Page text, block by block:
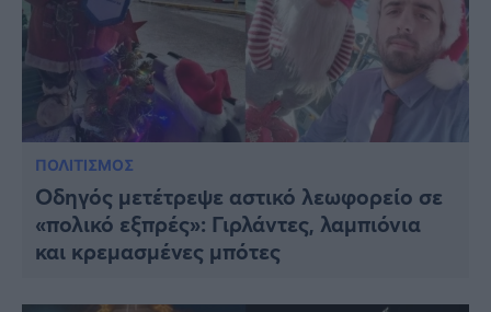
ΠΟΛΙΤΙΣΜΟΣ
Οδηγός μετέτρεψε αστικό λεωφορείο σε
«πολικό εξπρές»: Γιρλάντες, λαμπιόνια
και κρεμασμένες μπότες